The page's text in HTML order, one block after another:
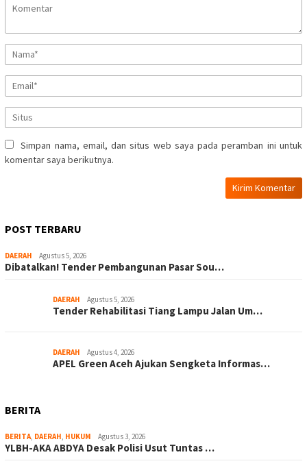
Simpan nama, email, dan situs web saya pada peramban ini untuk
komentar saya berikutnya.
POST TERBARU
DAERAH Agustus 5, 2026
Dibatalkan! Tender Pembangunan Pasar Sou…
DAERAH Agustus 5, 2026
Tender Rehabilitasi Tiang Lampu Jalan Um…
DAERAH Agustus 4, 2026
APEL Green Aceh Ajukan Sengketa Informas…
BERITA
BERITA, DAERAH, HUKUM Agustus 3, 2026
YLBH-AKA ABDYA Desak Polisi Usut Tuntas …